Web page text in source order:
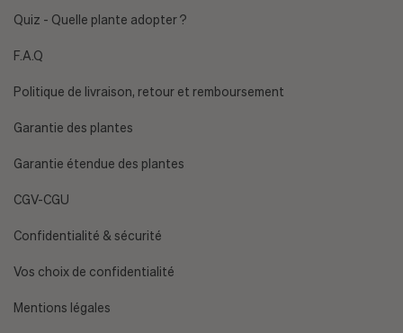
Quiz - Quelle plante adopter ?
F.A.Q
Politique de livraison, retour et remboursement
Garantie des plantes
Garantie étendue des plantes
CGV-CGU
Confidentialité & sécurité
Vos choix de confidentialité
Mentions légales